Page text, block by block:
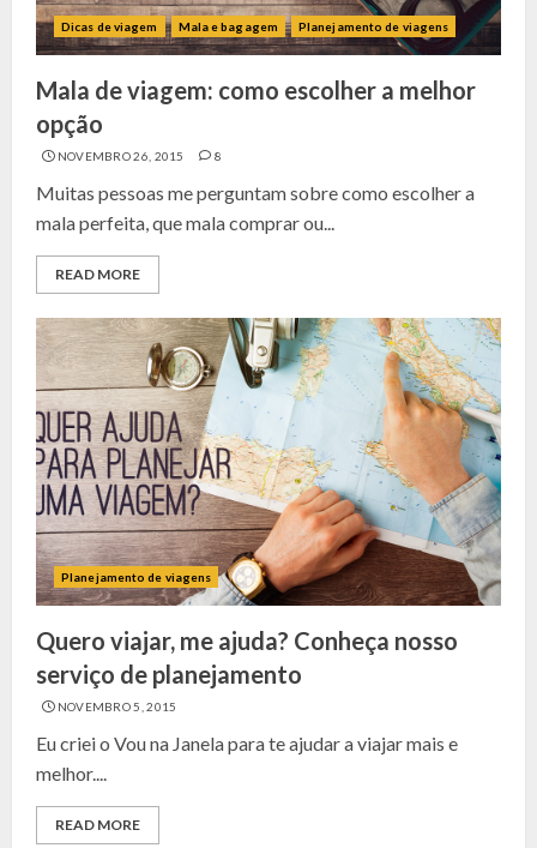
Dicas de viagem Mala e bagagem Planejamento de viagens
Mala de viagem: como escolher a melhor
opção
NOVEMBRO 26, 2015 8
Muitas pessoas me perguntam sobre como escolher a
mala perfeita, que mala comprar ou...
READ MORE
Planejamento de viagens
Quero viajar, me ajuda? Conheça nosso
serviço de planejamento
NOVEMBRO 5, 2015
Eu criei o Vou na Janela para te ajudar a viajar mais e
melhor....
READ MORE